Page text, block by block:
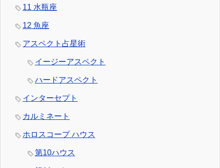
11 水瓶座
12 魚座
アスペクト占星術
イージーアスペクト
ハードアスペクト
インターセプト
カルミネート
ホロスコープ ハウス
第10ハウス